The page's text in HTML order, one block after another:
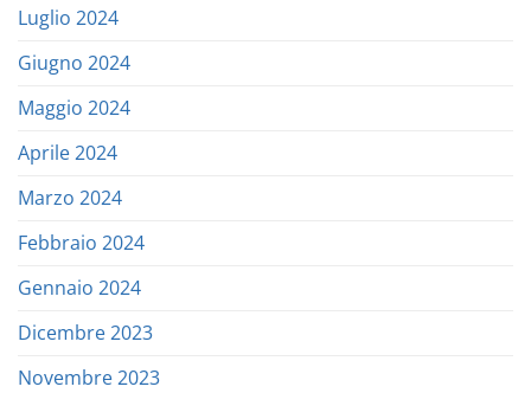
Luglio 2024
Giugno 2024
Maggio 2024
Aprile 2024
Marzo 2024
Febbraio 2024
Gennaio 2024
Dicembre 2023
Novembre 2023